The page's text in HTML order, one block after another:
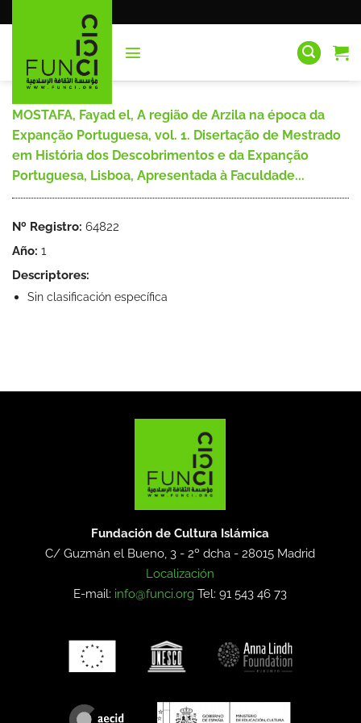
al
MOSTAFA, Fayad el, A região de Arzila na época da
Expanção Portuguesa, vol. 1. Disertação de Mestrado
em História dos Descobrimentos e da Expanção
Portuguesa, Lisboa, Apresentada à Faculdade...
Nº Registro: 64822
Año: 1
Descriptores:
Sin clasificación específica
Fundación de Cultura Islámica
C/ Guzmán el Bueno, 3 - 2º dcha -28015 Madrid
Localización
E-mail: info@funci.org Tel: 91 543 46 73